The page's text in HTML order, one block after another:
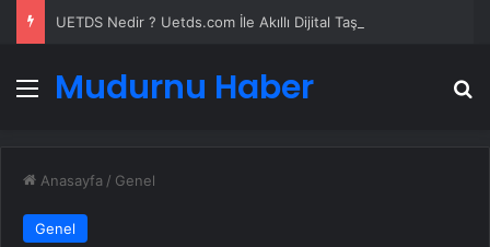
MenüMudurnu Haber
Anasayfa / Genel
Genel